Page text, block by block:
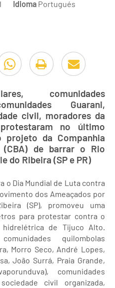
Idioma Portugués
comunidades
Guarani,
civil, moradores da
no último
projeto da Companhia
(CBA) de barrar o Rio
do Ribeira (SP e PR)
o Dia Mundial de Luta contra
dos Ameaçados por
(SP), promoveu uma
para protestar contra o
de Tijuco Alto.
quilombolas
Morro Seco, André Lopes,
João Surrá, Praia Grande,
comunidades
civil organizada,